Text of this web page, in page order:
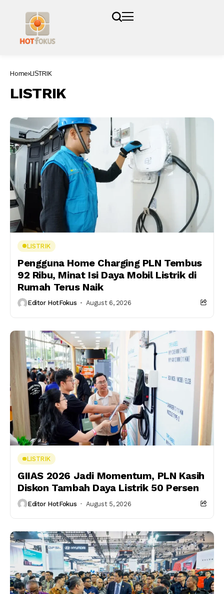
Home LISTRIK
LISTRIK
LISTRIK
Pengguna Home Charging PLN Tembus
92 Ribu, Minat Isi Daya Mobil Listrik di
Rumah Terus Naik
Editor HotFokus August 6, 2026
LISTRIK
GIIAS 2026 Jadi Momentum, PLN Kasih
Diskon Tambah Daya Listrik 50 Persen
Editor HotFokus August 5, 2026